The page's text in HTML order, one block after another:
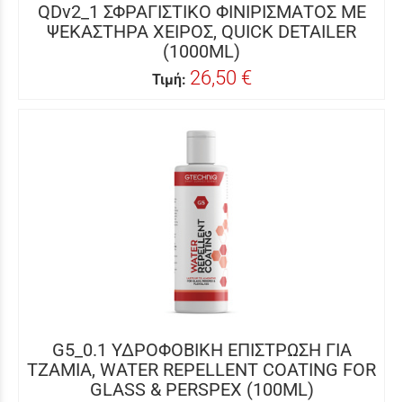
QDv2_1 ΣΦΡΑΓΙΣΤΙΚΟ ΦΙΝΙΡΙΣΜΑΤΟΣ ΜΕ
ΨΕΚΑΣΤΗΡΑ ΧΕΙΡΟΣ, QUICK DETAILER
(1000ML)
Τιμή: 26,50 €
G5_0.1 ΥΔΡΟΦΟΒΙΚΗ ΕΠΙΣΤΡΩΣΗ ΓΙΑ
ΤΖΑΜΙΑ, WATER REPELLENT COATING FOR
GLASS & PERSPEX (100ML)